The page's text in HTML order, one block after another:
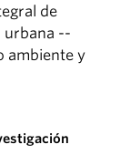
de
urbana --
ambiente y